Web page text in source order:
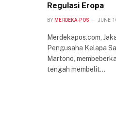
Regulasi Eropa
BY MERDEKA-POS JUNE
Merdekapos.com,
Pengusaha Kelapa
Martono,
tengah membelit…